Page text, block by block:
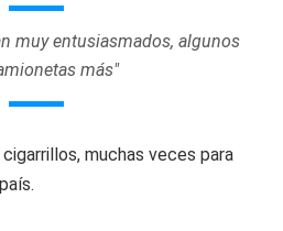
muy entusiasmados, algunos
más"
muchas veces para